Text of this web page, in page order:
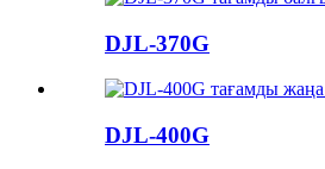
DJL-370G
DJL-400G